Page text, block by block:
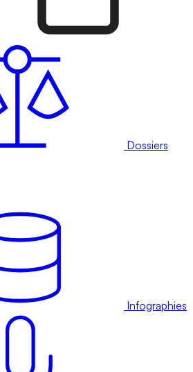
Dossiers
Infographies